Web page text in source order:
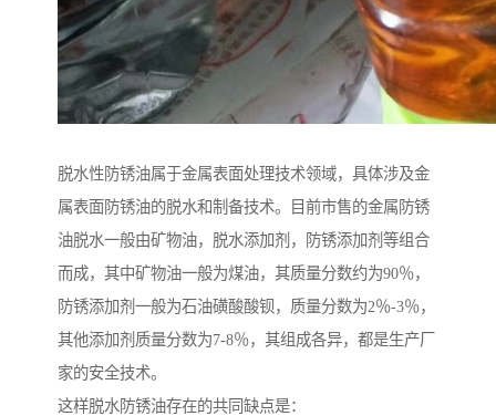
脱水性防锈油属于金属表面处理技术领域，具体涉及金
属表面防锈油的脱水和制备技术。目前市售的金属防锈
油脱水一般由矿物油，脱水添加剂，防锈添加剂等组合
而成，其中矿物油一般为煤油，其质量分数约为90％，
防锈添加剂一般为石油磺酸酸钡，质量分数为2％-3％，
其他添加剂质量分数为7-8％，其组成各异，都是生产厂
家的安全技术。
这样脱水防锈油存在的共同缺点是：